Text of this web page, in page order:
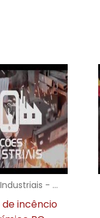
Soluções Industriais - AC
incêncio